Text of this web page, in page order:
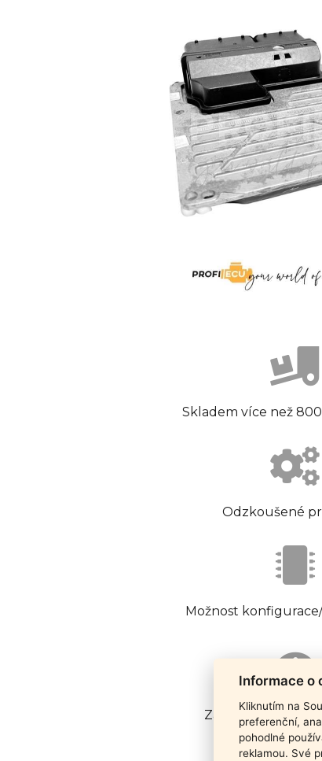
Skladem více než
Odzkoušené
Možnost
Záruka
Informace o
Kliknutím na
preferenční,
pohodlné
reklamou. Své